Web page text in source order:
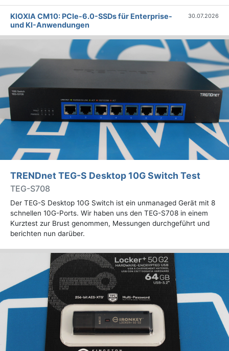
KIOXIA CM10: PCIe-6.0-SSDs für Enterprise-
und KI-Anwendungen
30.07.2026
TRENDnet TEG-S Desktop 10G Switch Test
TEG-S708
Der TEG-S Desktop 10G Switch ist ein unmanaged Gerät mit 8
schnellen 10G-Ports. Wir haben uns den TEG-S708 in einem
Kurztest zur Brust genommen, Messungen durchgeführt und
berichten nun darüber.